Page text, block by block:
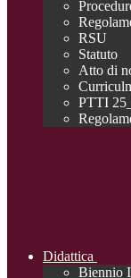
RSU
Statuto
Atto di
PTTI
Didattica
Biennio